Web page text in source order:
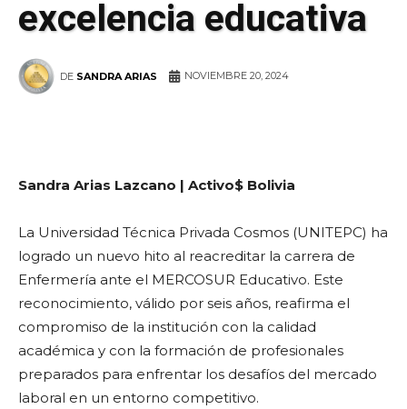
excelencia educativa
DE SANDRA ARIAS NOVIEMBRE 20, 2024
Sandra Arias Lazcano | Activo$ Bolivia
La Universidad Técnica Privada Cosmos (UNITEPC) ha
logrado un nuevo hito al reacreditar la carrera de
Enfermería ante el MERCOSUR Educativo. Este
reconocimiento, válido por seis años, reafirma el
compromiso de la institución con la calidad
académica y con la formación de profesionales
preparados para enfrentar los desafíos del mercado
laboral en un entorno competitivo.